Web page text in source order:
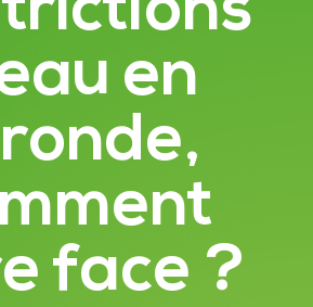
en
face ?